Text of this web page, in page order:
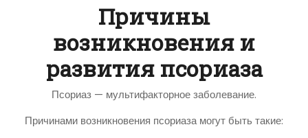
Причины
возникновения и
развития псориаза
Псориаз — мультифакторное заболевание.
Причинами возникновения псориаза могут быть такие: